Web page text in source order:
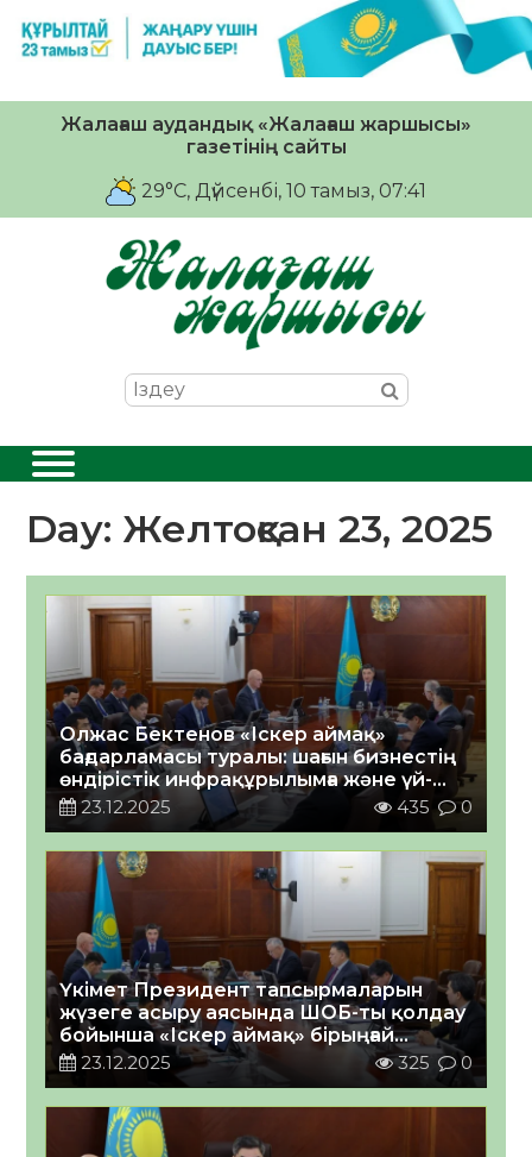
Жалағаш аудандық «Жалағаш жаршысы»
газетінің сайты
29°C, Дүйсенбі, 10 тамыз, 07:41
Day: Желтоқсан 23, 2025
Олжас Бектенов «Іскер аймақ»
бағдарламасы туралы: шағын бизнестің
өндірістік инфрақұрылымға және үй-
жайларды жеңілдікпен жалға алуына
қол жеткізуін қамтамасыз ету қажет
23.12.2025 435 0
Үкімет Президент тапсырмаларын
жүзеге асыру аясында ШОБ-ты қолдау
бойынша «Іскер аймақ» бірыңғай
бағдарламасын бекітті
23.12.2025 325 0